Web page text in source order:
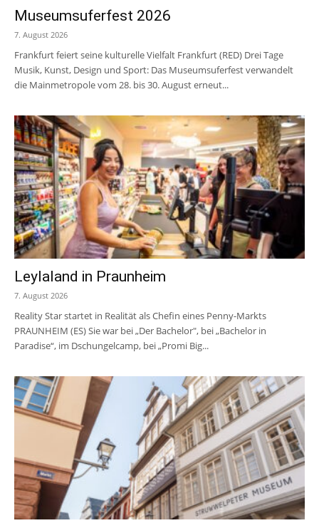
Museumsuferfest 2026
7. August 2026
Frankfurt feiert seine kulturelle Vielfalt Frankfurt (RED) Drei Tage
Musik, Kunst, Design und Sport: Das Museumsuferfest verwandelt
die Mainmetropole vom 28. bis 30. August erneut...
Leylaland in Praunheim
7. August 2026
Reality Star startet in Realität als Chefin eines Penny-Markts
PRAUNHEIM (ES) Sie war bei „Der Bachelor", bei „Bachelor in
Paradise“, im Dschungelcamp, bei „Promi Big...